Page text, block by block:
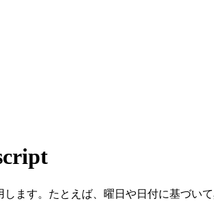
ます。たとえば、曜日や日付に基づい